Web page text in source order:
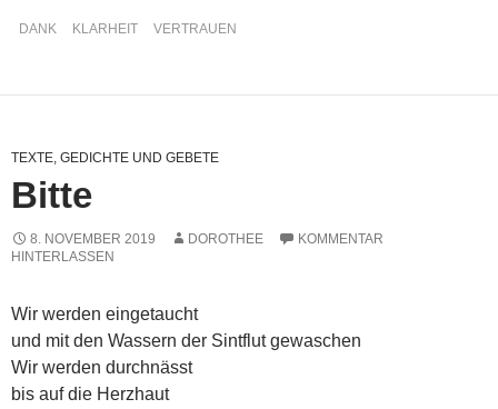
DANK KLARHEIT VERTRAUEN
TEXTE, GEDICHTE UND GEBETE
Bitte
8. NOVEMBER 2019 DOROTHEE
KOMMENTAR
HINTERLASSEN
Wir werden eingetaucht
und mit den Wassern der Sintflut gewaschen
Wir werden durchnässt
bis auf die Herzhaut